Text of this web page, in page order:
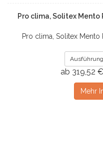
Pro clima, Solitex Mento
Pro clima, Solitex Mento
ab 319,52 €
Mehr